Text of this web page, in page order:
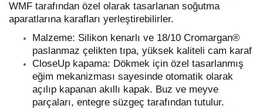
WMF tarafından özel olarak tasarlanan soğutma
aparatlarına karafları yerleştirebilirler.
Malzeme: Silikon kenarlı ve 18/10 Cromargan®
paslanmaz çelikten tıpa, yüksek kaliteli cam karaf
CloseUp kapama: Dökmek için özel tasarlanmış
eğim mekanizması sayesinde otomatik olarak
açılıp kapanan akıllı kapak. Buz ve meyve
parçaları, entegre süzgeç tarafından tutulur.